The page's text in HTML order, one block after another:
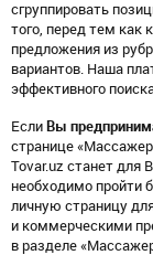
сгруппировать
того, перед тем как
предложения из
вариантов. Наша
эффективного
Если Вы
странице
Tovar.uz станет для
необходимо пройти
личную страницу
и коммерческими
в разделе